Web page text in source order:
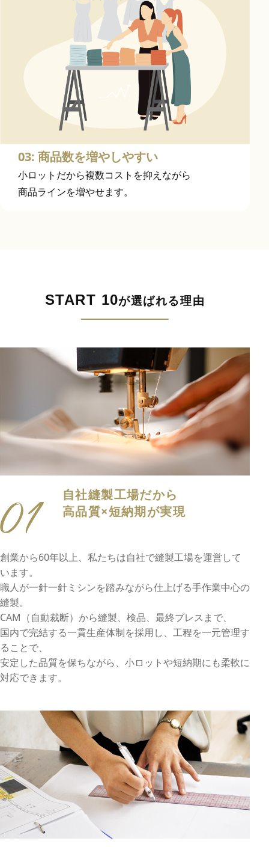
03: 商品数を増やしやすい
小ロットだから複数コストを抑えながら
商品ラインを増やせます。
START 10が選ばれる理由
自社縫製工場だから
高品質×短納期が実現
創業から60年以上、私たちは自社で縫製工場を運営して
います。
職人が一針一針ミシンを踏みながら仕上げる手作業中心の
縫製。
CAM（自動裁断）から縫製、検品、最終プレスまで、
国内で完結する一貫生産体制を採用し、工程を一元管理す
ることで、
安定した品質を保ちながら、小ロットや短納期にも柔軟に
対応できます。